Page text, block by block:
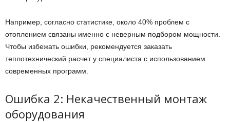
Например, согласно статистике, около 40% проблем с
отоплением связаны именно с неверным подбором мощности.
Чтобы избежать ошибки, рекомендуется заказать
теплотехнический расчет у специалиста с использованием
современных программ.
Ошибка 2: Некачественный монтаж
оборудования